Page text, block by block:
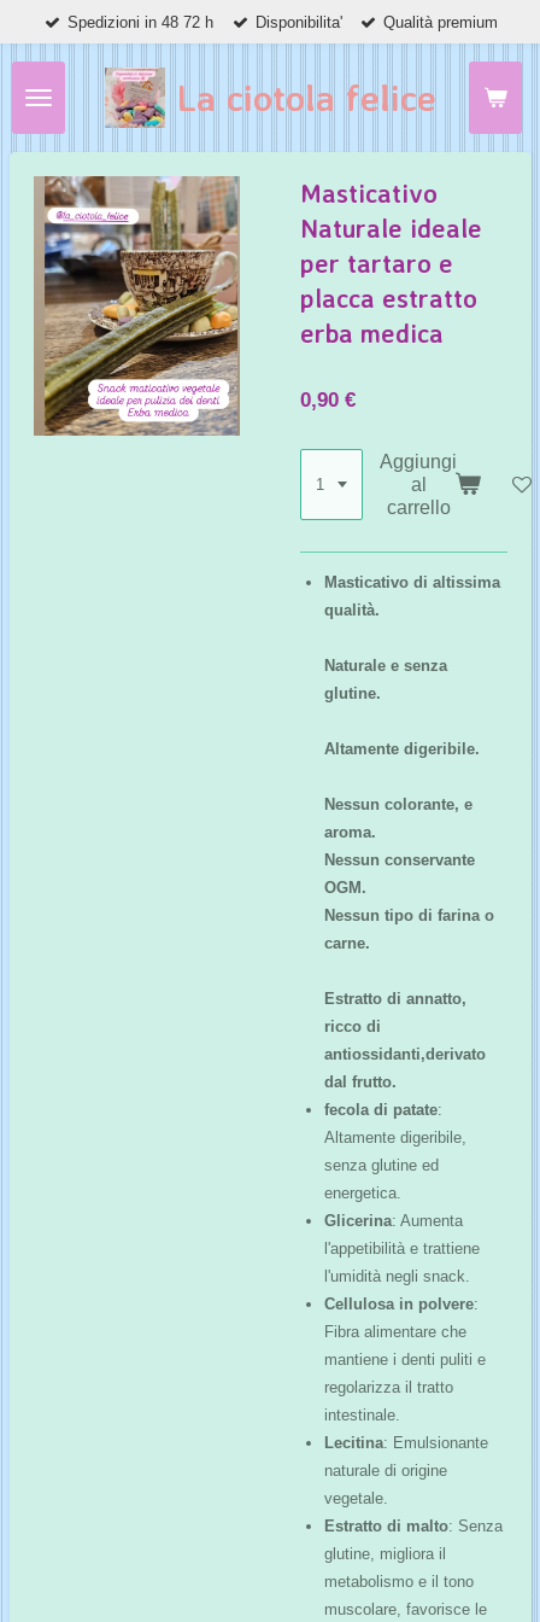
principale
La ciotola felice
Spedizioni in 48 72 h Disponibilita' Qualità premium
Masticativo
Naturale ideale
per tartaro e
placca estratto
erba medica
0,90 €
Aggiungi
al
carrello
Masticativo di altissima
qualità.
Naturale e senza
glutine.
Altamente digeribile.
Nessun colorante, e
aroma.
Nessun conservante
OGM.
Nessun tipo di farina o
carne.
Estratto di annatto,
ricco di
antiossidanti,derivato
dal frutto.
fecola di patate:
Altamente digeribile,
senza glutine ed
energetica.
Glicerina: Aumenta
l'appetibilità e trattiene
l'umidità negli snack.
Cellulosa in polvere:
Fibra alimentare che
mantiene i denti puliti e
regolarizza il tratto
intestinale.
Lecitina: Emulsionante
naturale di origine
vegetale.
Estratto di malto: Senza
glutine, migliora il
metabolismo e il tono
muscolare, favorisce le